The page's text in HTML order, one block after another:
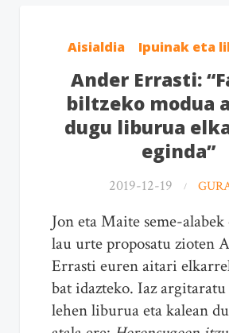
Aisialdia Ipuinak eta
Ander Errasti:
biltzeko modua
dugu liburua
eginda”
2019-12-19
Jon eta Maite seme-
lau urte proposatu zioten
Errasti euren aitari
bat idazteko. Iaz
lehen liburua eta kalean